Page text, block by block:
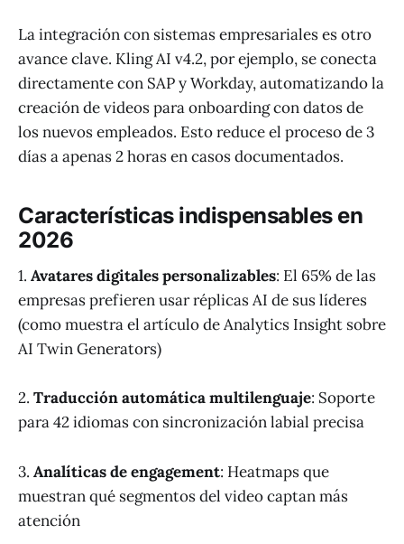
La integración con sistemas empresariales es otro
avance clave. Kling AI v4.2, por ejemplo, se conecta
directamente con SAP y Workday, automatizando la
creación de videos para onboarding con datos de
los nuevos empleados. Esto reduce el proceso de 3
días a apenas 2 horas en casos documentados.
Características indispensables en
2026
1. Avatares digitales personalizables: El 65% de las
empresas prefieren usar réplicas AI de sus líderes
(como muestra el artículo de Analytics Insight sobre
AI Twin Generators)
2. Traducción automática multilenguaje: Soporte
para 42 idiomas con sincronización labial precisa
3. Analíticas de engagement: Heatmaps que
muestran qué segmentos del video captan más
atención